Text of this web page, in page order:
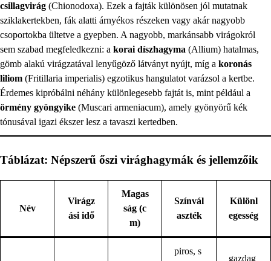
csillagvirág (Chionodoxa). Ezek a fajták különösen jól mutatnak
sziklakertekben, fák alatti árnyékos részeken vagy akár nagyobb
csoportokba ültetve a gyepben. A nagyobb, markánsabb virágokról
sem szabad megfeledkezni: a korai díszhagyma (Allium) hatalmas,
gömb alakú virágzatával lenyűgöző látványt nyújt, míg a koronás
liliom (Fritillaria imperialis) egzotikus hangulatot varázsol a kertbe.
Érdemes kipróbálni néhány különlegesebb fajtát is, mint például a
örmény gyöngyike (Muscari armeniacum), amely gyönyörű kék
tónusával igazi ékszer lesz a tavaszi kertedben.
Táblázat: Népszerű őszi virághagymák és jellemzőik
Név
Virágz
ási idő
Magas
ság (c
m)
Színvál
aszték
Különl
egesség
piros, s
gazdag